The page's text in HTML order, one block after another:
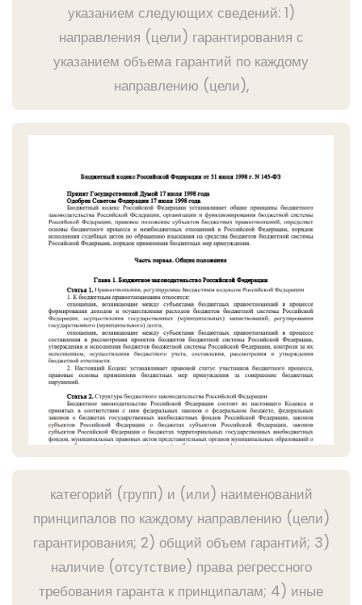
указанием следующих сведений: 1)
направления (цели) гарантирования с
указанием объема гарантий по каждому
направлению (цели),
категорий (групп) и (или) наименований
принципалов по каждому направлению (цели)
гарантирования; 2) общий объем гарантий; 3)
наличие (отсутствие) права регрессного
требования гаранта к принципалам; 4) иные